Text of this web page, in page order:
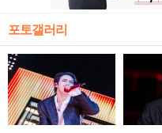
포토갤러리